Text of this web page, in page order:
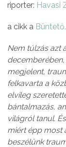
riporter: Havasi
a cikk a
Nem túlzás azt
megjelent,
felkavarta a
elvileg
bántalmazás,
világról tanul.
miért épp most
beszélünk